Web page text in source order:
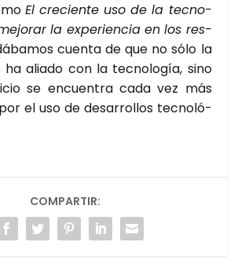
El cre­cien­te uso de la tec­no­
la expe­rien­cia en los res­
cuen­ta de que no sólo la
ha alia­do con la tec­no­lo­gía, sino
se encuen­tra cada vez más
el uso de desa­rro­llos tec­no­ló­
COMPARTIR: